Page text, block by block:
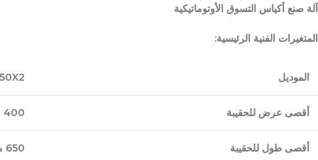
آلة صنع أكياس التسوق الأوتوماتيكية
المتغيرات الفنية الرئيسية:
الموديل
أقصى عرض للحقيبة 400 مم × 2 × 2
أقصى طول للحقيبة 650 مم